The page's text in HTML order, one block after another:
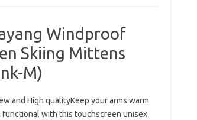
Windproof
Skiing Mittens
M)
and High qualityKeep your arms warm
with this touchscreen unisex